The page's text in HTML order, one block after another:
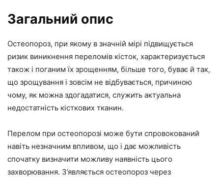
Загальний опис
Остеопороз, при якому в значній мірі підвищується
ризик виникнення переломів кісток, характеризується
також і поганим їх зрощенням, більше того, буває й так,
що зрощування і зовсім не відбувається, причиною
чому, як можна здогадатися, служить актуальна
недостатність кісткових тканин.
Перелом при остеопорозі може бути спровокований
навіть незначним впливом, що і дає можливість
спочатку визначити можливу наявність цього
захворювання. З’являється остеопороз через